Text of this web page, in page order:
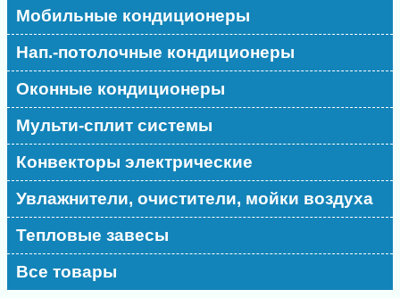
Мобильные кондиционеры
Нап.-потолочные кондиционеры
Оконные кондиционеры
Мульти-сплит системы
Конвекторы электрические
Увлажнители, очистители, мойки воздуха
Тепловые завесы
Все товары